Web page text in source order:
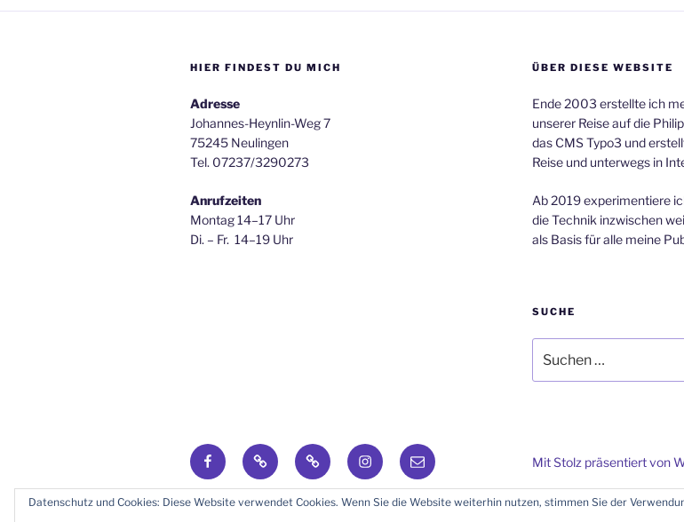
HIER FINDEST DU MICH
Adresse
Johannes-Heynlin-Weg 7
75245 Neulingen
Tel. 07237/3290273
Anrufzeiten
Montag 14–17 Uhr
Di. – Fr. 14–19 Uhr
ÜBER DIESE WEBSITE
Ende 2003 erstellte ich
unserer Reise auf die
das CMS Typo3 und
Reise und unterwegs in
Ab 2019 experimentiere
die Technik inzwischen
als Basis für alle meine
SUCHE
nach:
Donauschwaben
Forum
Geneanet
Stammbaum
GenoPro
Stammbäume
Instagram
E-
Mail
Mit Stolz präsentiert von
Datenschutz und Cookies: Diese Website verwendet Cookies. Wenn Sie die Website weiterhin nutzen, stimmen Sie der